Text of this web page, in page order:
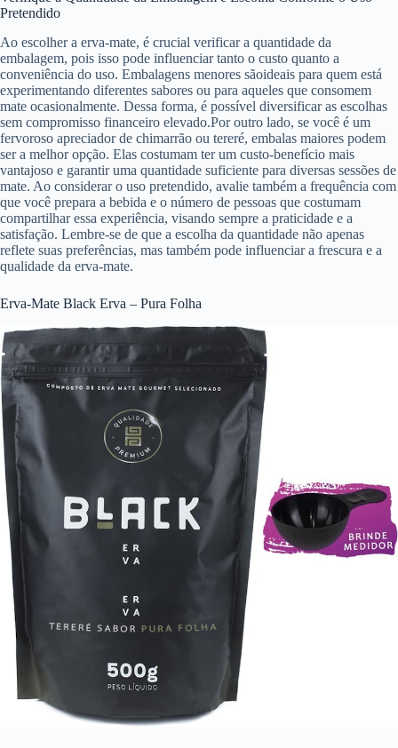
Pretendido
Ao escolher a erva-mate, é crucial verificar a quantidade da
embalagem, pois isso pode influenciar tanto o custo quanto a
conveniência do uso. Embalagens menores sãoideais para quem está
experimentando diferentes sabores ou para aqueles que consomem
mate ocasionalmente. Dessa forma, é possível diversificar as escolhas
sem compromisso financeiro elevado.Por outro lado, se você é um
fervoroso apreciador de chimarrão ou tereré, embalas maiores podem
ser a melhor opção. Elas costumam ter um custo-benefício mais
vantajoso e garantir uma quantidade suficiente para diversas sessões de
mate. Ao considerar o uso pretendido, avalie também a frequência com
que você prepara a bebida e o número de pessoas que costumam
compartilhar essa experiência, visando sempre a praticidade e a
satisfação. Lembre-se de que a escolha da quantidade não apenas
reflete suas preferências, mas também pode influenciar a frescura e a
qualidade da erva-mate.
Erva-Mate Black Erva – Pura Folha